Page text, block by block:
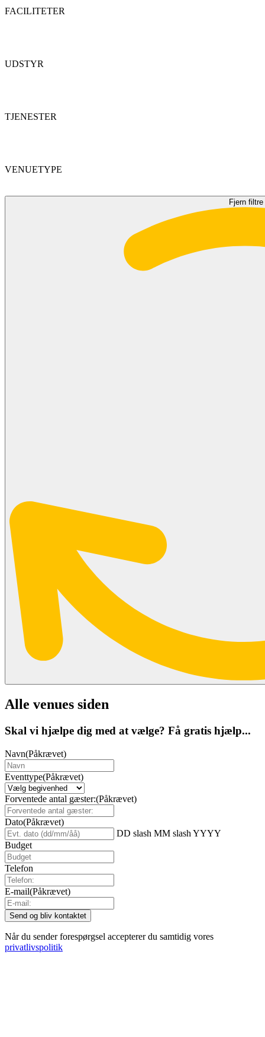
FACILITETER
UDSTYR
TJENESTER
VENUETYPE
Fjern filtre
Alle venues siden
Skal vi hjælpe dig med at vælge? Få gratis hjælp...
Navn(Påkrævet)
Eventtype(Påkrævet)
Forventede antal gæster:(Påkrævet)
Dato(Påkrævet)
DD slash MM slash YYYY
Budget
Telefon
E-mail(Påkrævet)
Når du sender forespørgsel accepterer du samtidig vores
privatlivspolitik